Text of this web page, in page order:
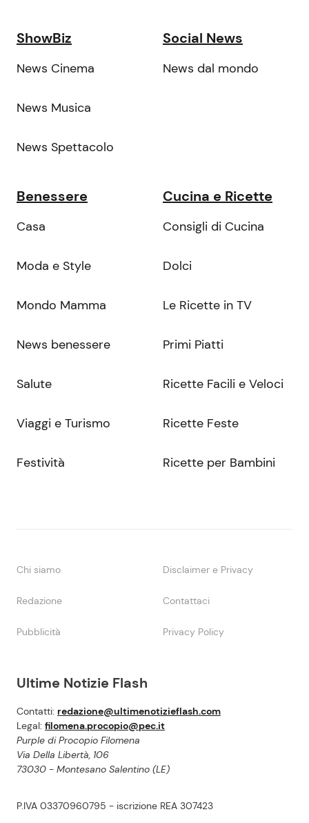
Ultime Notizie Flash
Contatti: redazione@ultimenotizieflash.com
Legal: filomena.procopio@pec.it
Purple di Procopio Filomena
Via Della Libertà, 106
73030 - Montesano Salentino (LE)
P.IVA 03370960795 - iscrizione REA 307423
ShowBiz
News Cinema
News Musica
News Spettacolo
Social News
News dal mondo
Benessere
Casa
Moda e Style
Mondo Mamma
News benessere
Salute
Viaggi e Turismo
Festività
Cucina e Ricette
Consigli di Cucina
Dolci
Le Ricette in TV
Primi Piatti
Ricette Facili e Veloci
Ricette Feste
Ricette per Bambini
Chi siamo Disclaimer e Privacy
Redazione Contattaci
Pubblicità Privacy Policy